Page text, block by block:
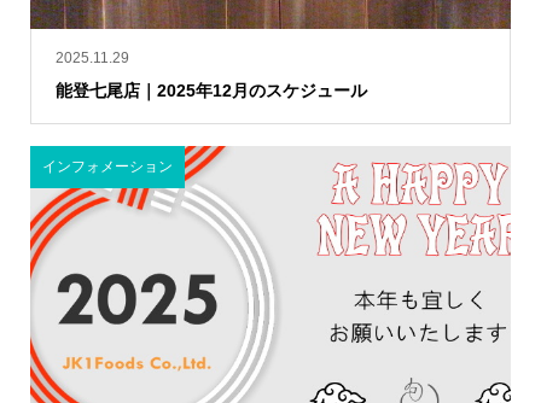
2025.11.29
能登七尾店｜2025年12月のスケジュール
インフォメーション